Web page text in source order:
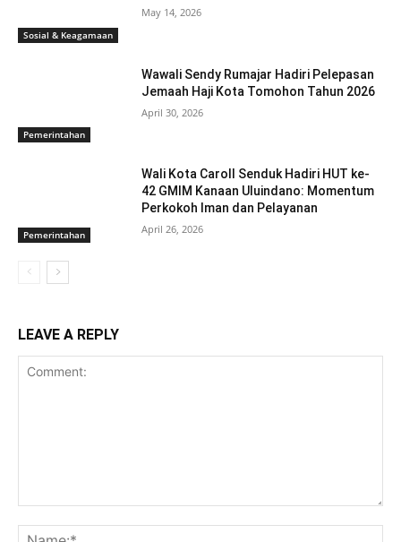
Sosial & Keagamaan
May 14, 2026
Pemerintahan
Wawali Sendy Rumajar Hadiri Pelepasan
Jemaah Haji Kota Tomohon Tahun 2026
April 30, 2026
Pemerintahan
Wali Kota Caroll Senduk Hadiri HUT ke-
42 GMIM Kanaan Uluindano: Momentum
Perkokoh Iman dan Pelayanan
April 26, 2026
LEAVE A REPLY